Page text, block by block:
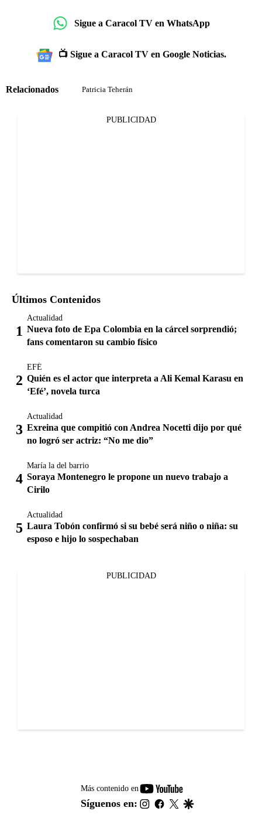
Sigue a Caracol TV en WhatsApp
📺 Sigue a Caracol TV en Google Noticias.
Relacionados Patricia Teherán
PUBLICIDAD
Últimos Contenidos
Actualidad
Nueva foto de Epa Colombia en la cárcel sorprendió;
fans comentaron su cambio físico
EFÉ
Quién es el actor que interpreta a Ali Kemal Karasu en
‘Efé’, novela turca
Actualidad
Exreina que compitió con Andrea Nocetti dijo por qué
no logró ser actriz: “No me dio”
María la del barrio
Soraya Montenegro le propone un nuevo trabajo a
Cirilo
Actualidad
Laura Tobón confirmó si su bebé será niño o niña: su
esposo e hijo lo sospechaban
PUBLICIDAD
Más contenido en
youtube-
footer
Síguenos en: instagram
facebook
twitter